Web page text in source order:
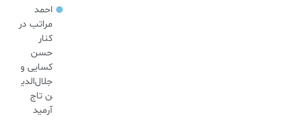
احمد
مراتب در
کنار
حسن
کسایی و
جلال‌الدی
ن تاج
آرمید